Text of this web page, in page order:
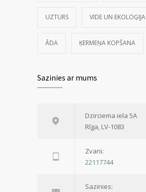
UZTURS VIDE UN EKOLOĢIJA
ĀDA ĶERMEŅA KOPŠANA
Sazinies ar mums
Dzirciema iela 5A
Rīga, LV-1083
Zvani:
22117744
Sazinies: